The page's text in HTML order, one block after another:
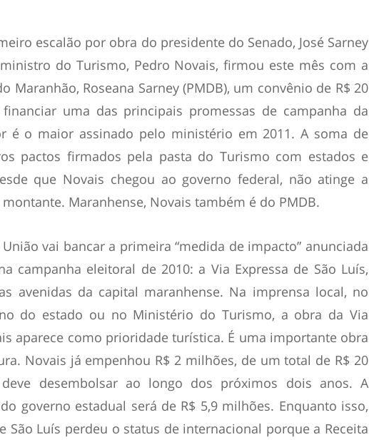
escalão por obra do presidente do Senado, José Sarney
ministro do Turismo, Pedro Novais, firmou este mês com a
Maranhão, Roseana Sarney (PMDB), um convênio de R$ 20
uma das principais promessas de campanha da
é o maior assinado pelo ministério em 2011. A soma de
pactos firmados pela pasta do Turismo com estados e
que Novais chegou ao governo federal, não atinge a
Maranhense, Novais também é do PMDB.
vai bancar a primeira “medida de impacto” anunciada
campanha eleitoral de 2010: a Via Expressa de São Luís,
avenidas da capital maranhense. Na imprensa local, no
do estado ou no Ministério do Turismo, a obra da Via
aparece como prioridade turística. É uma importante obra
Novais já empenhou R$ 2 milhões, de um total de R$ 20
desembolsar ao longo dos próximos dois anos. A
governo estadual será de R$ 5,9 milhões. Enquanto isso,
São Luís perdeu o status de internacional porque a Receita